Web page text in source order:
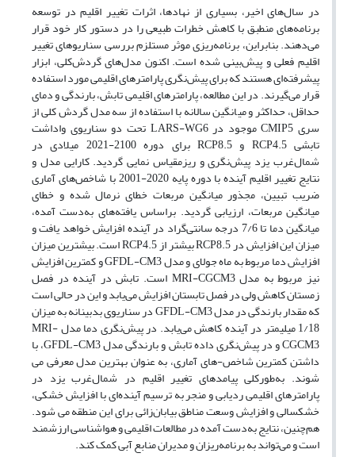
در سال‌های اخیر، بسیاری از نهادها، اثرات تغییر اقلیم در توسعه
برنامه‌های منطبق با کاهش خطرات طبیعی را در دستور کار خود قرار
می‌دهند. بنابراین، برنامه‌ریزی موثر مستلزم بررسی سناریوهای تغییر
اقلیم فعلی و پیش‌بینی شده است. اکنون مدل‌های گردش‌کلی، ابزار
پیشرفته‌ای هستند که برای پیش‌نگری پارامترهای اقلیمی مورد استفاده
قرار می‌گیرند. در این مطالعه، پارامتر‌های اقلیمی تابش، بارندگی و دمای
حداقل، حداکثر و میانگین سالانه با استفاده از سه مدل گردش کلی از
سری CMIP5 موجود در LARS-WG6 تحت دو سناریوی واداشت
تابشی RCP4.5 و RCP8.5 برای دوره 2100-2021 میلادی در
شمال‌غرب یزد پیش‌نگری و ریزمقیاس نمایی گردید. کارایی مدل و
نتایج تغییر اقلیم آینده با دوره پایه 2020-2001 با شاخص‌های آماری
ضریب تبیین، مجذور میانگین مربعات خطای نرمال شده و خطای
میانگین مربعات، ارزیابی گردید. براساس یافته‌های به‌دست آمده،
میانگین دما تا 7/6 درجه سانتی‌گراد در آینده افزایش خواهد یافت و
میزان این افزایش در RCP8.5 بیشتر از RCP4.5 است. بیشترین میزان
افزایش دما مربوط به ماه جولای و مدل GFDL-CM3 و کمترین افزایش
نیز مربوط به مدل MRI-CGCM3 است. تابش در آینده در فصل
زمستان کاهش ولی در فصل تابستان افزایش می‌یابد و این در حالی است
که مقدار بارندگی در مدل GFDL-CM3 در سناریوی بدبینانه به میزان
1/18 میلیمتر در آینده کاهش می‌یابد. در پیش‌نگری دما مدل MRI-
CGCM3 و در پیش‌نگری داده تابش و بارندگی مدل GFDL-CM3، با
داشتن کمترین شاخص-های آماری، به عنوان بهترین مدل معرفی می
شوند. به‌طورکلی پیامدهای تغییر اقلیم در شمال‌غرب یزد در
پارامترهای اقلیمی ردیابی و منجر به ترسیم آینده‌ای با افزایش خشکی،
خشکسالی و افزایش وسعت مناطق بیابان‌زائی برای این منطقه می شود.
هم‌چنین، نتایج به‌دست آمده در مطالعات اقلیمی و هواشناسی ارزشمند
است و می‌تواند به برنامه‌ریزان و مدیران منابع آبی کمک کند.